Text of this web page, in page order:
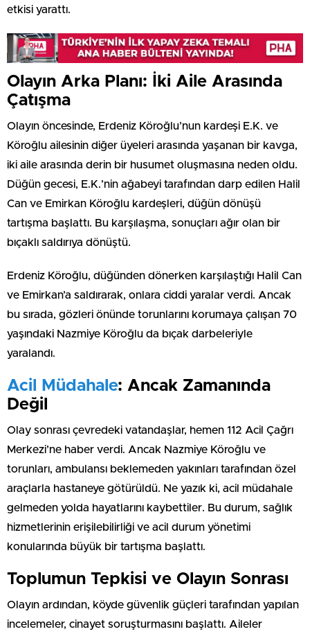
etkisi yarattı.
Olayın Arka Planı: İki Aile Arasında
Çatışma
Olayın öncesinde, Erdeniz Köroğlu’nun kardeşi E.K. ve
Köroğlu ailesinin diğer üyeleri arasında yaşanan bir kavga,
iki aile arasında derin bir husumet oluşmasına neden oldu.
Düğün gecesi, E.K.’nin ağabeyi tarafından darp edilen Halil
Can ve Emirkan Köroğlu kardeşleri, düğün dönüşü
tartışma başlattı. Bu karşılaşma, sonuçları ağır olan bir
bıçaklı saldırıya dönüştü.
Erdeniz Köroğlu, düğünden dönerken karşılaştığı Halil Can
ve Emirkan’a saldırarak, onlara ciddi yaralar verdi. Ancak
bu sırada, gözleri önünde torunlarını korumaya çalışan 70
yaşındaki Nazmiye Köroğlu da bıçak darbeleriyle
yaralandı.
Acil Müdahale: Ancak Zamanında
Değil
Olay sonrası çevredeki vatandaşlar, hemen 112 Acil Çağrı
Merkezi’ne haber verdi. Ancak Nazmiye Köroğlu ve
torunları, ambulansı beklemeden yakınları tarafından özel
araçlarla hastaneye götürüldü. Ne yazık ki, acil müdahale
gelmeden yolda hayatlarını kaybettiler. Bu durum, sağlık
hizmetlerinin erişilebilirliği ve acil durum yönetimi
konularında büyük bir tartışma başlattı.
Toplumun Tepkisi ve Olayın Sonrası
Olayın ardından, köyde güvenlik güçleri tarafından yapılan
incelemeler, cinayet soruşturmasını başlattı. Aileler